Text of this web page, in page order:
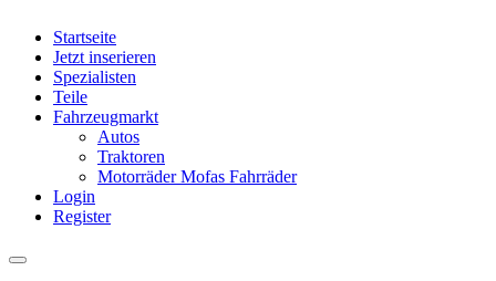
Startseite
Jetzt inserieren
Spezialisten
Teile
Fahrzeugmarkt
Autos
Traktoren
Motorräder Mofas Fahrräder
Login
Register